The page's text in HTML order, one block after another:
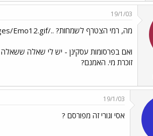
19/1/03
מה, רמי הצטרף לשמחות? ../images/Emo12.gif
ואם בפרסומות עסקינן - יש לי שאלה
זוכרת מי. האמנם?
19/1/03
אסי וגורי זה מפורסם ?